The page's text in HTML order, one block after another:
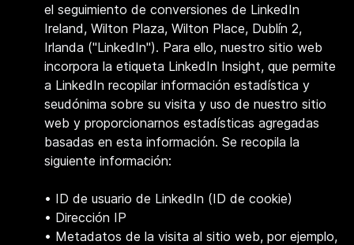
el seguimiento de conversiones de LinkedIn
Ireland, Wilton Plaza, Wilton Place, Dublín 2,
Irlanda ("LinkedIn"). Para ello, nuestro sitio web
incorpora la etiqueta LinkedIn Insight, que permite
a LinkedIn recopilar información estadística y
seudónima sobre su visita y uso de nuestro sitio
web y proporcionarnos estadísticas agregadas
basadas en esta información. Se recopila la
siguiente información:
• ID de usuario de LinkedIn (ID de cookie)
• Dirección IP
• Metadatos de la visita al sitio web, por ejemplo,